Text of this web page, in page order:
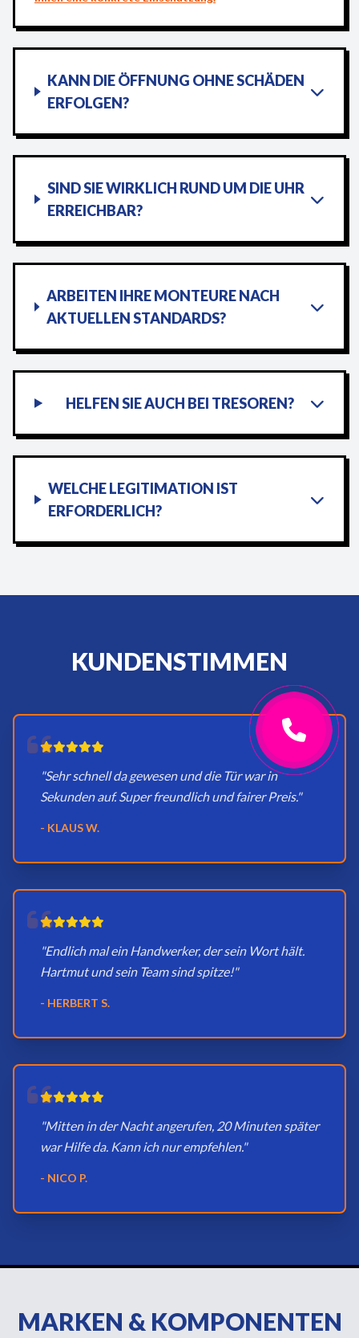
KANN DIE ÖFFNUNG OHNE SCHÄDEN
ERFOLGEN?
SIND SIE WIRKLICH RUND UM DIE UHR
ERREICHBAR?
ARBEITEN IHRE MONTEURE NACH
AKTUELLEN STANDARDS?
HELFEN SIE AUCH BEI TRESOREN?
WELCHE LEGITIMATION IST
ERFORDERLICH?
KUNDENSTIMMEN
"Sehr schnell da gewesen und die Tür war in
Sekunden auf. Super freundlich und fairer Preis."
- KLAUS W.
"Endlich mal ein Handwerker, der sein Wort hält.
Hartmut und sein Team sind spitze!"
- HERBERT S.
"Mitten in der Nacht angerufen, 20 Minuten später
war Hilfe da. Kann ich nur empfehlen."
- NICO P.
MARKEN & KOMPONENTEN